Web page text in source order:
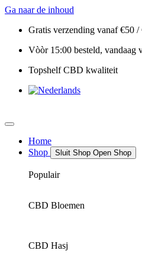
Ga naar de inhoud
Gratis verzending vanaf €50 /
Vòòr 15:00 besteld, vandaag
Topshelf CBD kwaliteit
Home
Shop
Sluit Shop Open Shop
Populair
CBD Bloemen
CBD Hasj